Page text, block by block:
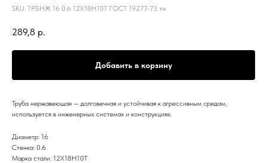
SKU: ТРБНЖ 16 0.6 12Х18Н10Т ГОСТ 19277-73 тн
289,8 р.
Добавить в корзину
Труба нержавеющая — долговечная и устойчивая к агрессивным средам,
используется в инженерных системах и конструкциях.
Диаметр: 16
Стенка: 0.6
Марка стали: 12Х18Н10Т